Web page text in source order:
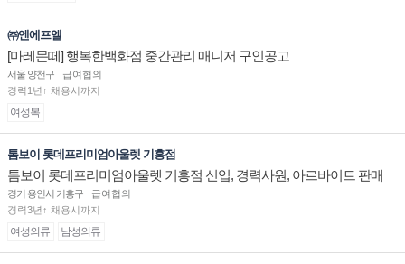
㈜엔에프엘
[마레몬떼] 행복한백화점 중간관리 매니저 구인공고
서울 양천구
급여협의
경력1년↑ 채용시까지
여성복
톰보이 롯데프리미엄아울렛 기흥점
톰보이 롯데프리미엄아울렛 기흥점 신입, 경력사원, 아르바이트 판매
직 구인합니다.
경기 용인시 기흥구
급여협의
경력3년↑ 채용시까지
여성의류 남성의류